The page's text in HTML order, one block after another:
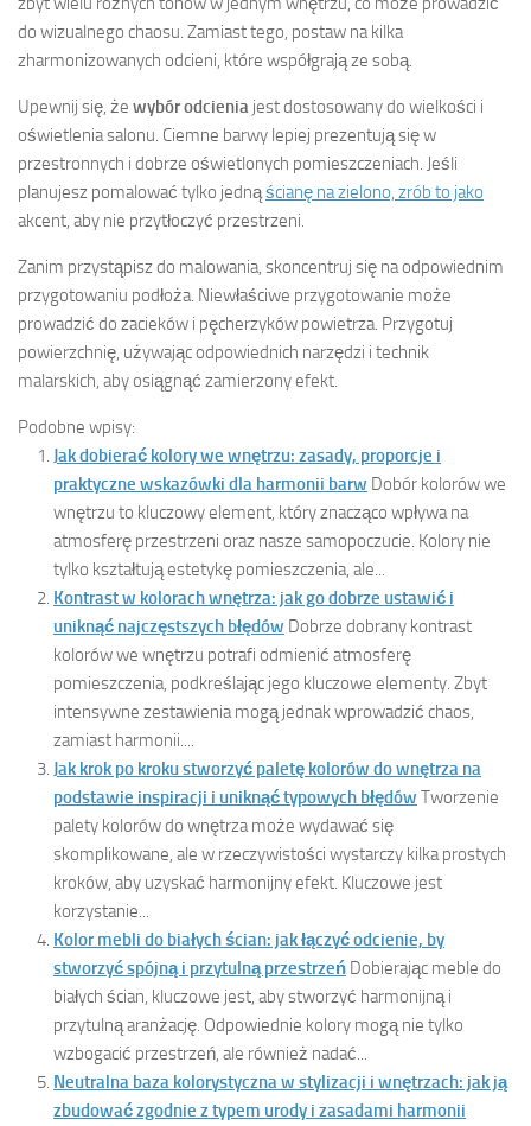
do wizualnego chaosu. Zamiast tego, postaw na kilka
zharmonizowanych odcieni, które współgrają ze sobą.
Upewnij się, że wybór odcienia jest dostosowany do wielkości i
oświetlenia salonu. Ciemne barwy lepiej prezentują się w
przestronnych i dobrze oświetlonych pomieszczeniach. Jeśli
planujesz pomalować tylko jednąścianę na zielono, zrób to jako
akcent, aby nie przytłoczyć przestrzeni.
Zanim przystąpisz do malowania, skoncentruj się na odpowiednim
przygotowaniu podłoża. Niewłaściwe przygotowanie może
prowadzić do zacieków i pęcherzyków powietrza. Przygotuj
powierzchnię, używając odpowiednich narzędzi i technik
malarskich, aby osiągnąć zamierzony efekt.
Podobne wpisy:
Jak dobierać kolory we wnętrzu: zasady, proporcje i
praktyczne wskazówki dla harmonii barw Dobór kolorów we
wnętrzu to kluczowy element, który znacząco wpływa na
atmosferę przestrzeni oraz nasze samopoczucie. Kolory nie
tylko kształtują estetykę pomieszczenia, ale...
Kontrast w kolorach wnętrza: jak go dobrze ustawić i
uniknąć najczęstszych błędów Dobrze dobrany kontrast
kolorów we wnętrzu potrafi odmienić atmosferę
pomieszczenia, podkreślając jego kluczowe elementy. Zbyt
intensywne zestawienia mogą jednak wprowadzić chaos,
zamiast harmonii....
Jak krok po kroku stworzyć paletę kolorów do wnętrza na
podstawie inspiracji i uniknąć typowych błędów Tworzenie
palety kolorów do wnętrza może wydawać się
skomplikowane, ale w rzeczywistości wystarczy kilka prostych
kroków, aby uzyskać harmonijny efekt. Kluczowe jest
korzystanie...
Kolor mebli do białych ścian: jak łączyć odcienie, by
stworzyć spójną i przytulną przestrzeń Dobierając meble do
białych ścian, kluczowe jest, aby stworzyć harmonijną i
przytulną aranżację. Odpowiednie kolory mogą nie tylko
wzbogacić przestrzeń, ale również nadać...
Neutralna baza kolorystyczna w stylizacji i wnętrzach: jak ją
zbudować zgodnie z typem urody i zasadami harmonii